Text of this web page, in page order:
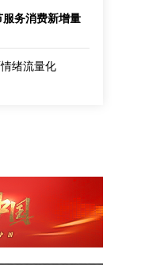
务消费新增量
绪流量化